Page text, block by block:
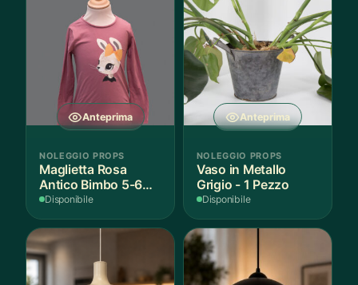
Anteprima
NOLEGGIO PROPS
Maglietta Rosa
Antico Bimbo 5-6
Anni Cotone - 1
Disponibile
Anteprima
NOLEGGIO PROPS
Vaso in Metallo
Grigio - 1 Pezzo
Disponibile